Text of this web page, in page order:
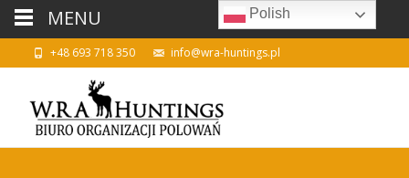
+48 693 718 350 info@wra-huntings.pl
Polish
MENU